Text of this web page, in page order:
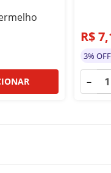
R$7,
3%
－